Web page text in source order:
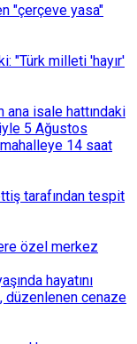
"çerçeve yasa"
"Türk milleti 'hayır'
ana isale hattındaki
5 Ağustos
14 saat
tarafından tespit
özel merkez
hayatını
düzenlenen cenaze